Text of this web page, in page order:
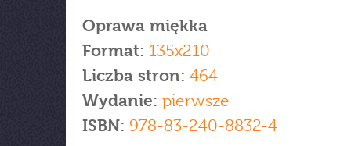
Oprawa miękka
Format: 135x210
Liczba stron: 464
Wydanie: pierwsze
ISBN: 978-83-240-8832-4